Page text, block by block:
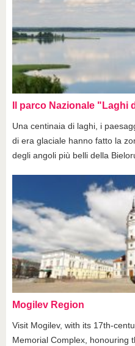
Il parco Nazionale "Laghi
Una centinaia di laghi, i
di era glaciale hanno fatto la
degli angoli più belli della
Mogilev Region
Visit Mogilev, with its 17th-
Memorial Complex, honouring